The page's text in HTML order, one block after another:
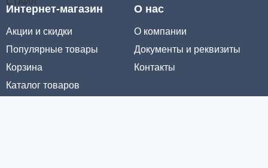
Интернет-магазин
Акции и скидки
Популярные товары
Корзина
Каталог товаров
О нас
О компании
Документы и реквизиты
Контакты